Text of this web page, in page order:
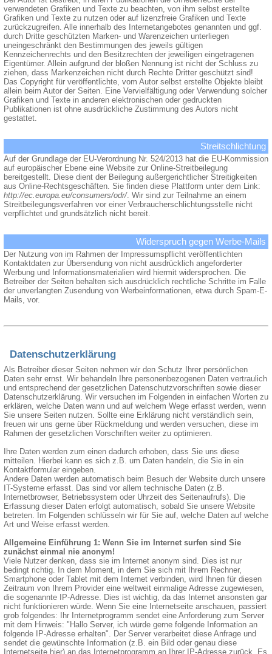
verwendeten Grafiken und Texte zu beachten, von ihm selbst erstellte
Grafiken und Texte zu nutzen oder auf lizenzfreie Grafiken und Texte
zurückzugreifen. Alle innerhalb des Internetangebotes genannten und ggf.
durch Dritte geschützten Marken- und Warenzeichen unterliegen
uneingeschränkt den Bestimmungen des jeweils gültigen
Kennzeichenrechts und den Besitzrechten der jeweiligen eingetragenen
Eigentümer. Allein aufgrund der bloßen Nennung ist nicht der Schluss zu
ziehen, dass Markenzeichen nicht durch Rechte Dritter geschützt sind!
Das Copyright für veröffentlichte, vom Autor selbst erstellte Objekte bleibt
allein beim Autor der Seiten. Eine Vervielfältigung oder Verwendung solcher
Grafiken und Texte in anderen elektronischen oder gedruckten
Publikationen ist ohne ausdrückliche Zustimmung des Autors nicht
gestattet.
Streitschlichtung
Auf der Grundlage der EU-Verordnung Nr. 524/2013 hat die EU-Kommission
auf europäischer Ebene eine Website zur Online-Streitbeilegung
bereitgestellt. Diese dient der Beilegung außergerichtlicher Streitigkeiten
aus Online-Rechtsgeschäften. Sie finden diese Plattform unter dem Link:
http://ec.europa.eu/consumers/odr/. Wir sind zur Teilnahme an einem
Streitbeilegungsverfahren vor einer Verbraucherschlichtungsstelle nicht
verpflichtet und grundsätzlich nicht bereit.
Widerspruch gegen Werbe-Mails
Der Nutzung von im Rahmen der Impressumspflicht veröffentlichten
Kontaktdaten zur Übersendung von nicht ausdrücklich angeforderter
Werbung und Informationsmaterialien wird hiermit widersprochen. Die
Betreiber der Seiten behalten sich ausdrücklich rechtliche Schritte im Falle
der unverlangten Zusendung von Werbeinformationen, etwa durch Spam-E-
Mails, vor.
Datenschutzerklärung
Als Betreiber dieser Seiten nehmen wir den Schutz Ihrer persönlichen
Daten sehr ernst. Wir behandeln Ihre personenbezogenen Daten vertraulich
und entsprechend der gesetzlichen Datenschutzvorschriften sowie dieser
Datenschutzerklärung. Wir versuchen im Folgenden in einfachen Worten zu
erklären, welche Daten wann und auf welchem Wege erfasst werden, wenn
Sie unsere Seiten nutzen. Sollte eine Erklärung nicht verständlich sein,
freuen wir uns gerne über Rückmeldung und werden versuchen, diese im
Rahmen der gesetzlichen Vorschriften weiter zu optimieren.
Ihre Daten werden zum einen dadurch erhoben, dass Sie uns diese
mitteilen. Hierbei kann es sich z.B. um Daten handeln, die Sie in ein
Kontaktformular eingeben.
Andere Daten werden automatisch beim Besuch der Website durch unsere
IT-Systeme erfasst. Das sind vor allem technische Daten (z.B.
Internetbrowser, Betriebssystem oder Uhrzeit des Seitenaufrufs). Die
Erfassung dieser Daten erfolgt automatisch, sobald Sie unsere Website
betreten. Im Folgenden schlüsseln wir für Sie auf, welche Daten auf welche
Art und Weise erfasst werden.
Allgemeine Einführung 1: Wenn Sie im Internet surfen sind Sie
zunächst einmal nie anonym!
Viele Nutzer denken, dass sie im Internet anonym sind. Dies ist nur
bedingt richtig. In dem Moment, in dem Sie sich mit Ihrem Rechner,
Smartphone oder Tablet mit dem Internet verbinden, wird Ihnen für diesen
Zeitraum von Ihrem Provider eine weltweit einmalige Adresse zugewiesen,
die sogenannte IP-Adresse. Dies ist wichtig, da das Internet ansonsten gar
nicht funktionieren würde. Wenn Sie eine Internetseite anschauen, passiert
grob folgendes: Ihr Internetprogramm sendet eine Anforderung zum Server
mit dem Hinweis: "Hallo Server, ich würde gerne folgende Information an
folgende IP-Adresse erhalten". Der Server verarbeitet diese Anfrage und
sendet die gewünschte Information (z.B. ein Bild oder genau diese
Internetseite hier) an das Internetprogramm an Ihrer IP-Adresse zurück. Es